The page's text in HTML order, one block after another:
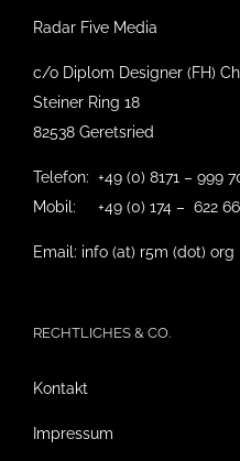
Radar Five Media
c/o Diplom Designer (FH)
Steiner Ring 18
82538 Geretsried
Telefon: +49 (0) 8171 – 999
Mobil: +49 (0) 174 – 622
Email: info (at) r5m (dot) org
RECHTLICHES & CO.
Kontakt
Impressum